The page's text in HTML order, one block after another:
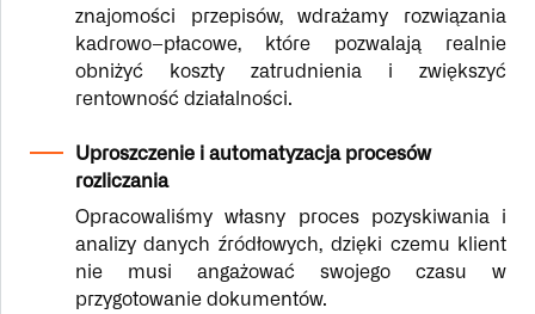
znajomości przepisów, wdrażamy rozwiązania
kadrowo–płacowe, które pozwalają realnie
obniżyć koszty zatrudnienia i zwiększyć
rentowność działalności.
Uproszczenie i automatyzacja procesów
rozliczania
Opracowaliśmy własny proces pozyskiwania i
analizy danych źródłowych, dzięki czemu klient
nie musi angażować swojego czasu w
przygotowanie dokumentów.